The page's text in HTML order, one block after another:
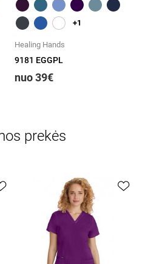
+1
Healing Hands
9181 EGGPL
nuo 39€
prekės